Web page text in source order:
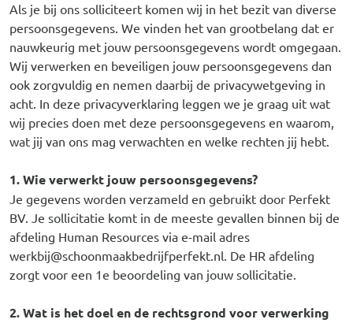
Als je bij ons solliciteert komen wij in het bezit van diverse
persoonsgegevens. We vinden het van grootbelang dat er
nauwkeurig met jouw persoonsgegevens wordt omgegaan.
Wij verwerken en beveiligen jouw persoonsgegevens dan
ook zorgvuldig en nemen daarbij de privacywetgeving in
acht. In deze privacyverklaring leggen we je graag uit wat
wij precies doen met deze persoonsgegevens en waarom,
wat jij van ons mag verwachten en welke rechten jij hebt.
1. Wie verwerkt jouw persoonsgegevens?
Je gegevens worden verzameld en gebruikt door Perfekt
BV. Je sollicitatie komt in de meeste gevallen binnen bij de
afdeling Human Resources via e-mail adres
werkbij@schoonmaakbedrijfperfekt.nl. De HR afdeling
zorgt voor een 1e beoordeling van jouw sollicitatie.
2. Wat is het doel en de rechtsgrond voor verwerking